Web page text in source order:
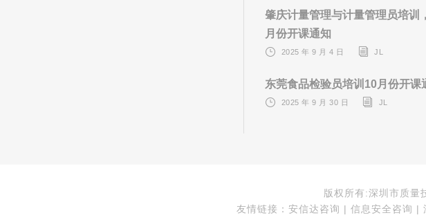
肇庆计量管理与计量管理员培训
月份开课通知
2025 年 9 月 4 日 JL
东莞食品检验员培训10月份开课
2025 年 9 月 30 日 JL
版权所有:深圳市质
友情链接：安信达咨询 | 信息安全咨询 |